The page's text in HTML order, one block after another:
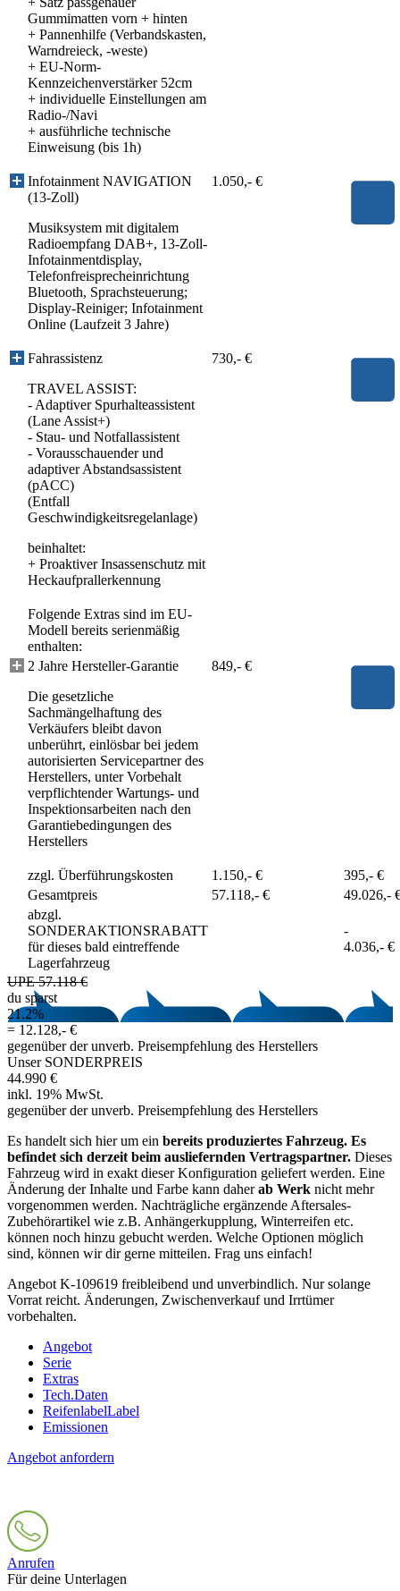
Gummimatten vorn + hinten
+ Pannenhilfe (Verbandskasten,
Warndreieck, -weste)
+ EU-Norm-
Kennzeichenverstärker 52cm
+ individuelle Einstellungen am
Radio-/Navi
+ ausführliche technische
Einweisung (bis 1h)
Infotainment NAVIGATION
(13-Zoll)
Musiksystem mit digitalem
Radioempfang DAB+, 13-Zoll-
Infotainmentdisplay,
Telefonfreisprecheinrichtung
Bluetooth, Sprachsteuerung;
Display-Reiniger; Infotainment
Online (Laufzeit 3 Jahre)
1.050,- €
Fahrassistenz
TRAVEL ASSIST:
- Adaptiver Spurhalteassistent
(Lane Assist+)
- Stau- und Notfallassistent
- Vorausschauender und
adaptiver Abstandsassistent
(pACC)
(Entfall
Geschwindigkeitsregelanlage)
beinhaltet:
+ Proaktiver Insassenschutz mit
Heckaufprallerkennung
730,- €
Folgende Extras sind im EU-
Modell bereits serienmäßig
enthalten:
2 Jahre Hersteller-Garantie
Die gesetzliche
Sachmängelhaftung des
Verkäufers bleibt davon
unberührt, einlösbar bei jedem
autorisierten Servicepartner des
Herstellers, unter Vorbehalt
verpflichtender Wartungs- und
Inspektionsarbeiten nach den
Garantiebedingungen des
Herstellers
849,- €
zzgl. Überführungskosten 1.150,- €
395,- €
Gesamtpreis
57.118,- €
49.026,-
abzgl.
SONDERAKTIONSRABATT
für dieses bald eintreffende
Lagerfahrzeug
-
4.036,- €
UPE 57.118 €
du sparst
21,2%
= 12.128,- €
gegenüber der unverb. Preisempfehlung des Herstellers
Unser SONDERPREIS
44.990 €
inkl. 19% MwSt.
gegenüber der unverb. Preisempfehlung des Herstellers
Es handelt sich hier um ein bereits produziertes Fahrzeug. Es
befindet sich derzeit beim ausliefernden Vertragspartner. Dieses
Fahrzeug wird in exakt dieser Konfiguration geliefert werden. Eine
Änderung der Inhalte und Farbe kann daherab Werk nicht mehr
vorgenommen werden. Nachträgliche ergänzende Aftersales‐
Zubehörartikel wie z.B. Anhängerkupplung, Winterreifen etc.
können noch hinzu gebucht werden. Welche Optionen möglich
sind, können wir dir gerne mitteilen. Frag uns einfach!
Angebot K-109619 freibleibend und unverbindlich. Nur solange
Vorrat reicht. Änderungen, Zwischenverkauf und Irrtümer
vorbehalten.
Angebot
Serie
Extras
Tech.Daten
ReifenlabelLabel
Emissionen
Angebot anfordern
Anrufen
Für deine Unterlagen